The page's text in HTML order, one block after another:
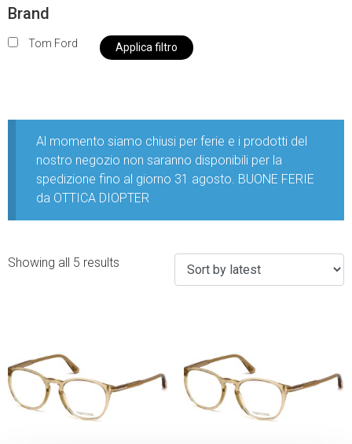
Brand
Tom Ford Applica filtro
Al momento siamo chiusi per ferie e i prodotti del
nostro negozio non saranno disponibili per la
spedizione fino al giorno 31 agosto. BUONE FERIE
da OTTICA DIOPTER
Showing all 5 results